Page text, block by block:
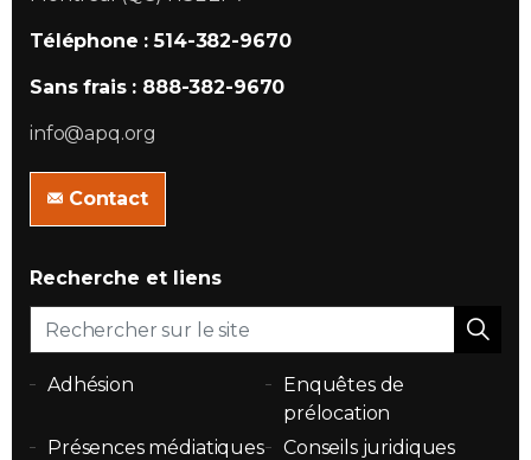
Téléphone : 514-382-9670
Sans frais : 888-382-9670
info@apq.org
Contact
Recherche et liens
Adhésion
Enquêtes de
prélocation
Présences médiatiques
Conseils juridiques